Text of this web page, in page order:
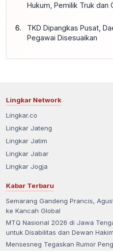
Hukum, Pemilik Truk dan
TKD Dipangkas Pusat,
Pegawai Disesuaikan
Lingkar Network
Lingkar.co
Lingkar Jateng
Lingkar Jatim
Lingkar Jabar
Lingkar Jogja
Kabar Terbaru
Semarang Gandeng Prancis,
ke Kancah Global
MTQ Nasional 2026 di Jawa
untuk Disabilitas dan Dewan Hakim
Mensesneg Tegaskan Rumor